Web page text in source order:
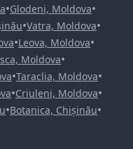
•Glodeni, Moldova•
•Vatra, Moldova•
•Leova, Moldova•
Moldova•
•Taraclia, Moldova•
•Criuleni, Moldova•
•Botanica, Chișinău•